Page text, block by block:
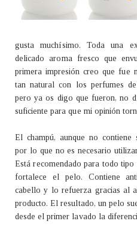
gusta muchísimo. Toda una
delicado aroma fresco que
primera impresión creo que fue
tan natural con los perfumes
pero ya os digo que fueron, no
suficiente para que mi opinión
El champú, aunque no contiene
por lo que no es necesario
Está recomendado para todo
fortalece el pelo. Contiene
cabello y lo refuerza gracias al
producto. El resultado, un pelo
desde el primer lavado la